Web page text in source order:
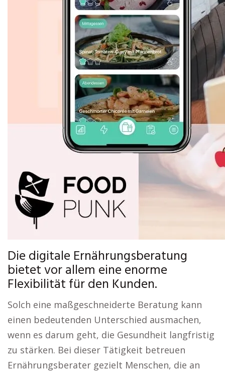
Die digitale Ernährungsberatung
bietet vor allem eine enorme
Flexibilität für den Kunden.
Solch eine maßgeschneiderte Beratung kann
einen bedeutenden Unterschied ausmachen,
wenn es darum geht, die Gesundheit langfristig
zu stärken. Bei dieser Tätigkeit betreuen
Ernährungsberater gezielt Menschen, die an